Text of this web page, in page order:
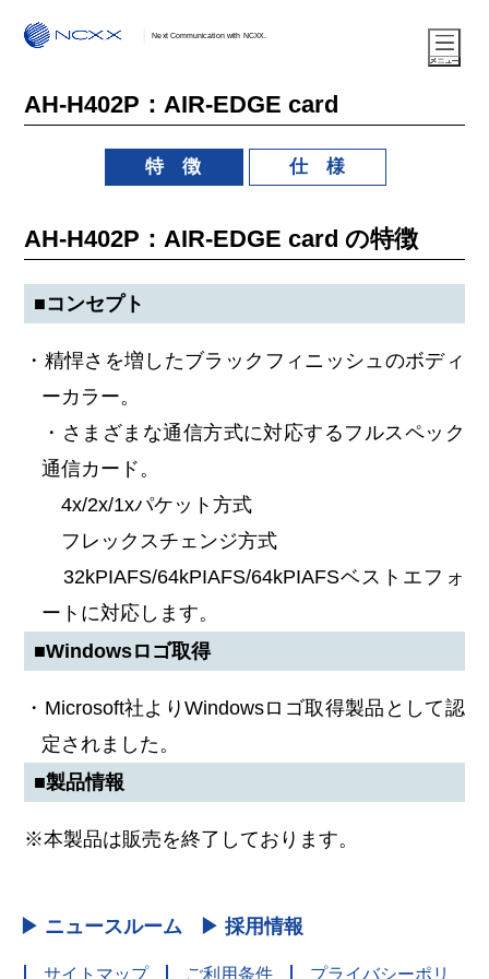
Next Communication with NCXX.
AH-H402P：AIR-EDGE card
特 徴 仕 様
AH-H402P：AIR-EDGE card の特徴
■コンセプト
・精悍さを増したブラックフィニッシュのボディ
ーカラー。
・さまざまな通信方式に対応するフルスペック
通信カード。
4x/2x/1xパケット方式
フレックスチェンジ方式
32kPIAFS/64kPIAFS/64kPIAFSベストエフォ
ートに対応します。
■Windowsロゴ取得
・Microsoft社よりWindowsロゴ取得製品として認
定されました。
■製品情報
※本製品は販売を終了しております。
▶ ニュースルーム ▶ 採用情報
サイトマップ ご利用条件 プライバシーポリ